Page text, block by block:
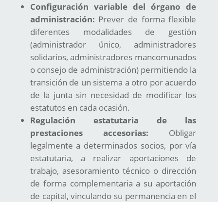
Configuración variable del órgano de
administración: Prever de forma flexible
diferentes modalidades de gestión
(administrador único, administradores
solidarios, administradores mancomunados
o consejo de administración) permitiendo la
transición de un sistema a otro por acuerdo
de la junta sin necesidad de modificar los
estatutos en cada ocasión.
Regulación estatutaria de las
prestaciones accesorias: Obligar
legalmente a determinados socios, por vía
estatutaria, a realizar aportaciones de
trabajo, asesoramiento técnico o dirección
de forma complementaria a su aportación
de capital, vinculando su permanencia en el